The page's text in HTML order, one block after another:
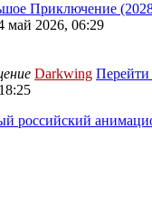
Приключение
май 2026, 06:29
Darkwing
российский